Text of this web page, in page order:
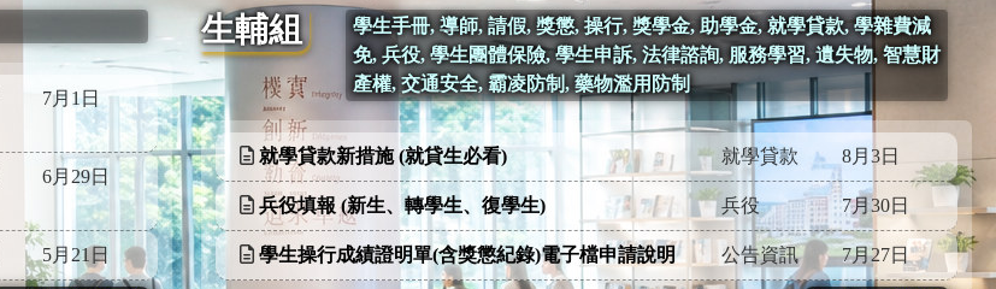
7月1日
6月29日
5月21日
生輔組
學生手冊, 導師, 請假, 獎懲, 操行, 獎學金, 助學金, 就學貸款, 學雜費減
免, 兵役, 學生團體保險, 學生申訴, 法律諮詢, 服務學習, 遺失物, 智慧財
產權, 交通安全, 霸凌防制, 藥物濫用防制
就學貸款新措施 (就貸生必看) 就學貸款 8月3日
兵役填報 (新生、轉學生、復學生) 兵役 7月30日
學生操行成績證明單(含獎懲紀錄)電子檔申請說明 公告資訊 7月27日